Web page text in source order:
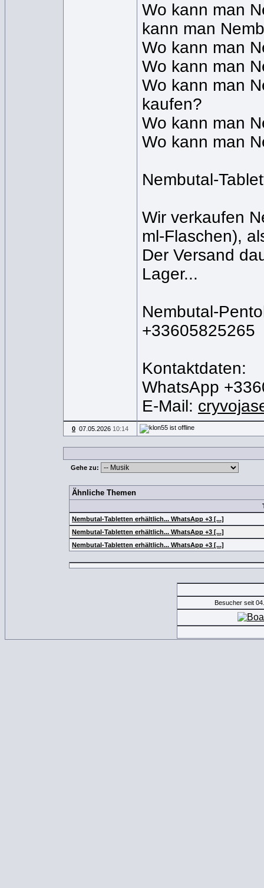
Wo kann man
kann man
Wo kann man
Wo kann man
Wo kann man
kaufen?
Wo kann man
Wo kann man
Nembutal-
Wir verkaufen
ml-Flaschen),
Der Versand
Lager...
Nembutal-
+33605825265
Kontaktdaten:
WhatsApp
E-Mail:
0 07.05.2026 10:14
Gehe zu:
Ähnliche Themen
Nembutal-Tabletten erhältlich... WhatsApp +3 [...]
Nembutal-Tabletten erhältlich... WhatsApp +3 [...]
Nembutal-Tabletten erhältlich... WhatsApp +3 [...]
Besucher seit